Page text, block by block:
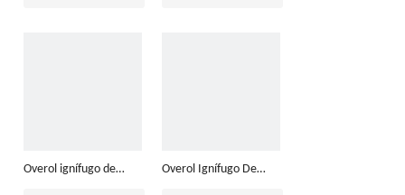
Overol ignífugo de
Overol Ignífugo De